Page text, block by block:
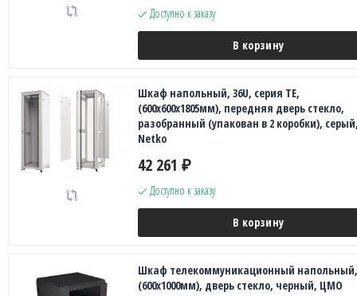
Доступно к заказу
В корзину
Шкаф напольный, 36U, серия TE,
(600х600х1805мм), передняя дверь стекло,
разобранный (упакован в 2 коробки),
Netko
42 261 ₽
Доступно к заказу
В корзину
Шкаф телекоммуникационный напольный,
(600x1000мм), дверь стекло, черный, ЦМО